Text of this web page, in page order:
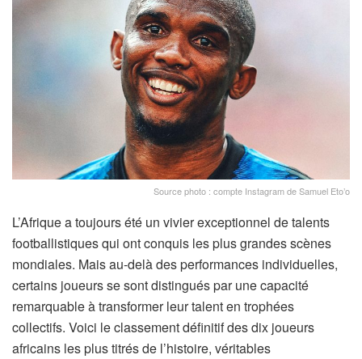
Source photo : compte Instagram de Samuel Eto’o
L’Afrique a toujours été un vivier exceptionnel de talents
footballistiques qui ont conquis les plus grandes scènes
mondiales. Mais au-delà des performances individuelles,
certains joueurs se sont distingués par une capacité
remarquable à transformer leur talent en trophées
collectifs. Voici le classement définitif des dix joueurs
africains les plus titrés de l’histoire, véritables